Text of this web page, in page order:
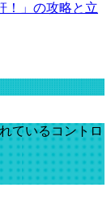
！」の攻略と立
ているコントロ